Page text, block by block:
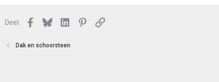
Deel: Facebook
BlueskyLinkedInPinterest
Link
Dak en schoorsteen